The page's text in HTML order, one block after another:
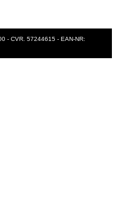
- CVR. 57244615 - EAN-NR: